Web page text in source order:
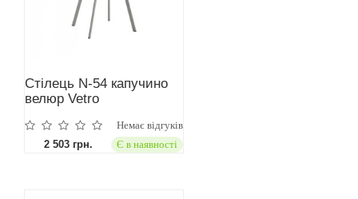
Стілець N-54 капучино
велюр Vetro
Немає відгуків
2 503 грн.
Є в наявності